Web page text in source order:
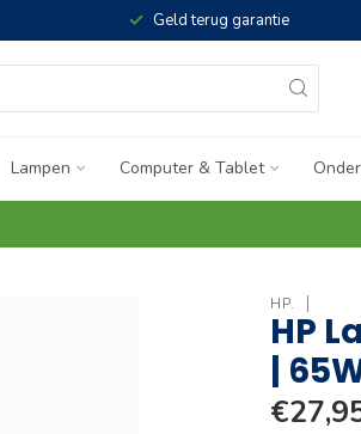
Geld terug garantie
Lampen Computer & Tablet
HP.
HP
|